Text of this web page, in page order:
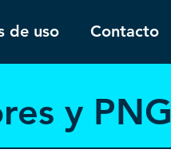
de uso Contacto
y PNG